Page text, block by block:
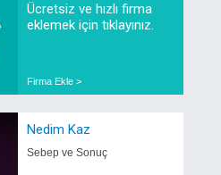
Ücretsiz ve hızlı firma
eklemek için tıklayınız.
Firma Ekle >
Nedim Kaz
Sebep ve Sonuç